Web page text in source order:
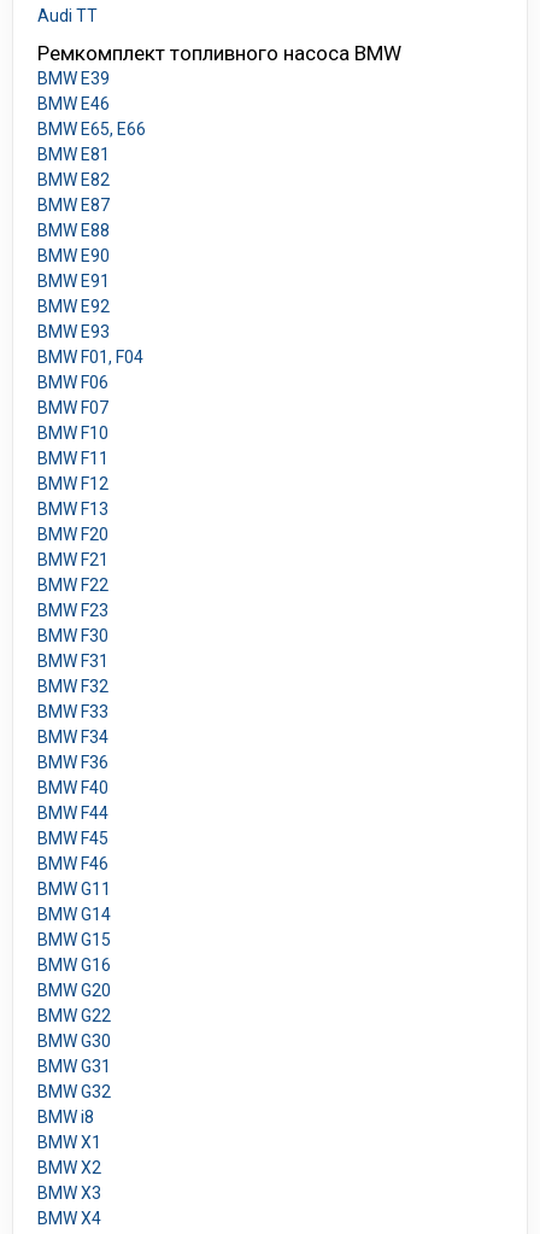
Audi TT
Ремкомплект топливного насоса BMW
BMW E39
BMW E46
BMW E65, E66
BMW E81
BMW E82
BMW E87
BMW E88
BMW E90
BMW E91
BMW E92
BMW E93
BMW F01, F04
BMW F06
BMW F07
BMW F10
BMW F11
BMW F12
BMW F13
BMW F20
BMW F21
BMW F22
BMW F23
BMW F30
BMW F31
BMW F32
BMW F33
BMW F34
BMW F36
BMW F40
BMW F44
BMW F45
BMW F46
BMW G11
BMW G14
BMW G15
BMW G16
BMW G20
BMW G22
BMW G30
BMW G31
BMW G32
BMW i8
BMW X1
BMW X2
BMW X3
BMW X4